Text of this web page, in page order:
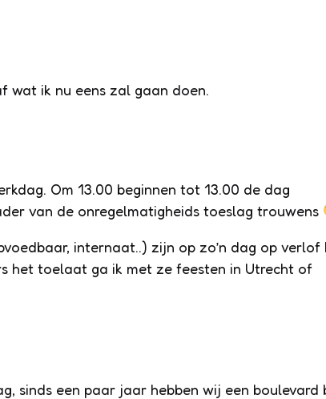
wat ik nu eens zal gaan doen.
Om 13.00 beginnen tot 13.00 de dag
van de onregelmatigheids toeslag trouwens
internaat..) zijn op zo’n dag op verlof
het toelaat ga ik met ze feesten in Utrecht of
sinds een paar jaar hebben wij een boulevard